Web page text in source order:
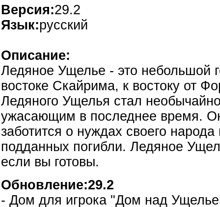
Версия:29.2
Язык:русский
Описание:
Ледяное Ущелье - это небольшой
востоке Скайрима, к востоку от
Ледяного Ущелья стал
ужасающим в последнее время.
заботится о нуждах своего народа
подданных погибли. Ледяное
если вы готовы.
Обновление:29.2
- Дом для игрока "Дом над